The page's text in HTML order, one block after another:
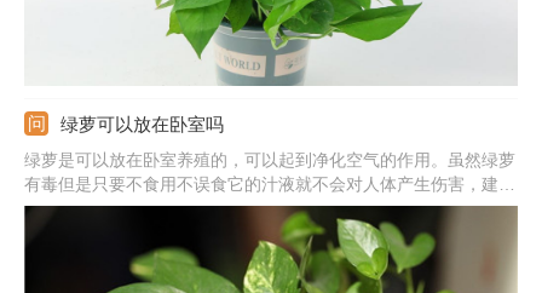
绿萝可以放在卧室吗
绿萝是可以放在卧室养殖的，可以起到净化空气的作用。虽然绿萝
有毒但是只要不食用不误食它的汁液就不会对人体产生伤害，建议
晚上不要放在卧室养殖，因为呼吸作用会生成二氧化碳。